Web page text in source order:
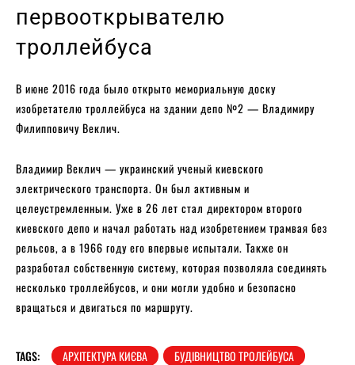
первооткрывателю
троллейбуса
В июне 2016 года было открыто мемориальную доску
изобретателю троллейбуса на здании депо №2 — Владимиру
Филипповичу Веклич.
Владимир Веклич — украинский ученый киевского
электрического транспорта. Он был активным и
целеустремленным. Уже в 26 лет стал директором второго
киевского депо и начал работать над изобретением трамвая без
рельсов, а в 1966 году его впервые испытали. Также он
разработал собственную систему, которая позволяла соединять
несколько троллейбусов, и они могли удобно и безопасно
вращаться и двигаться по маршруту.
TAGS: АРХІТЕКТУРА КИЄВА
БУДІВНИЦТВО ТРОЛЕЙБУСА